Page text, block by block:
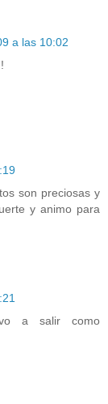
a las 10:02
son preciosas y
y animo para
a salir como